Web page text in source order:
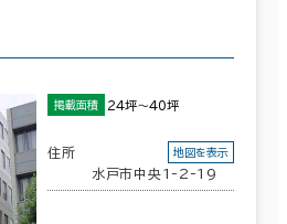
掲載面積 24坪～40坪
住所
水戸市中央1-2-19
地図を表示